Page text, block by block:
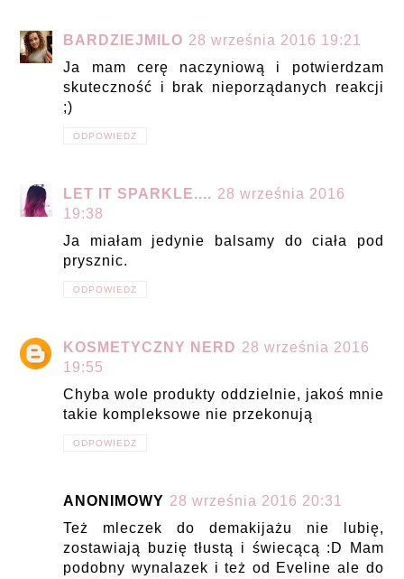
BARDZIEJMILO 28 września 2016 19:21
Ja mam cerę naczyniową i potwierdzam
skuteczność i brak nieporządanych reakcji
;)
ODPOWIEDZ
LET IT SPARKLE.... 28 września 2016
19:38
Ja miałam jedynie balsamy do ciała pod
prysznic.
ODPOWIEDZ
KOSMETYCZNY NERD 28 września 2016
19:55
Chyba wole produkty oddzielnie, jakoś mnie
takie kompleksowe nie przekonują
ODPOWIEDZ
ANONIMOWY 28 września 2016 20:31
Też mleczek do demakijażu nie lubię,
zostawiają buzię tłustą i świecącą :D Mam
podobny wynalazek i też od Eveline ale do